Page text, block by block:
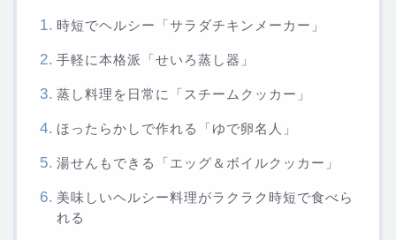
時短でヘルシー「サラダチキンメーカー」
手軽に本格派「せいろ蒸し器」
蒸し料理を日常に「スチームクッカー」
ほったらかしで作れる「ゆで卵名人」
湯せんもできる「エッグ＆ボイルクッカー」
美味しいヘルシー料理がラクラク時短で食べら
れる